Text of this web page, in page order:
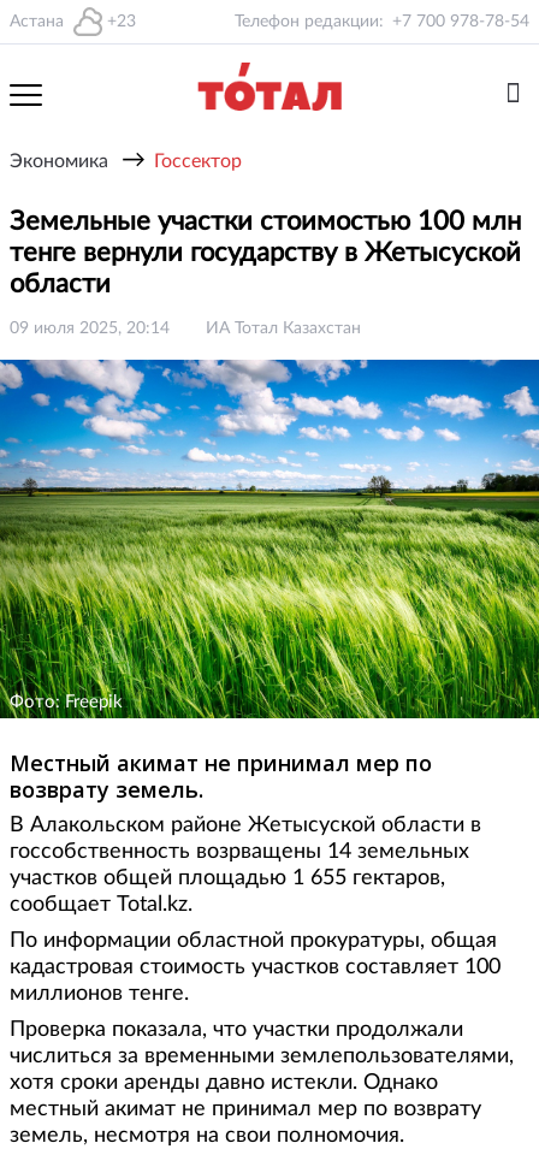
Астана +23 Телефон редакции: +7 700 978-78-54
Экономика → Госсектор
Земельные участки стоимостью 100 млн
тенге вернули государству в Жетысуской
области
09 июля 2025, 20:14 ИА Тотал Казахстан
Фото: Freepik
Местный акимат не принимал мер по
возврату земель.
В Алакольском районе Жетысуской области в
госсобственность возрващены 14 земельных
участков общей площадью 1 655 гектаров,
сообщает Total.kz.
По информации областной прокуратуры, общая
кадастровая стоимость участков составляет 100
миллионов тенге.
Проверка показала, что участки продолжали
числиться за временными землепользователями,
хотя сроки аренды давно истекли. Однако
местный акимат не принимал мер по возврату
земель, несмотря на свои полномочия.